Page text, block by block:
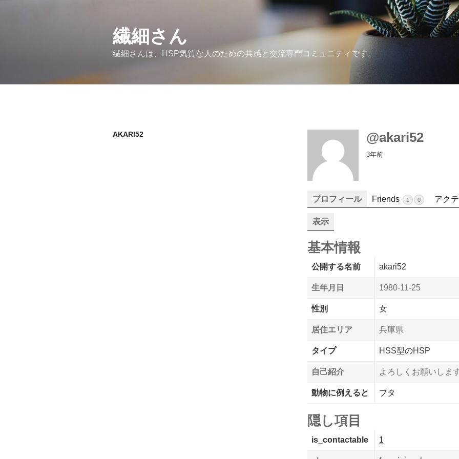
繊細さん
繊細さんは、HSP気質な人のための共感と交流専門コミュニティです。
AKARI52 @akari52
3年前
プロフィール Friends 1 0 アク
表示
基本情報
公開する名前 akari52
生年月日 1980-11-25
性別 女
居住エリア 兵庫県
タイプ HSS型のHSP
自己紹介 よろしくお願いしま
動物に例えると ブタ
隠し項目
is_contactable 1